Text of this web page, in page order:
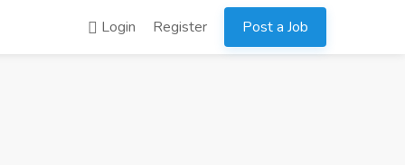
Login Register Post a Job